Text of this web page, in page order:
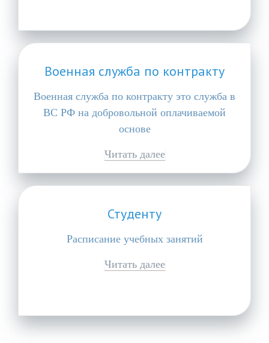
Военная служба по контракту
Военная служба по контракту это служба в
ВС РФ на добровольной оплачиваемой
основе
Читать далее
Студенту
Расписание учебных занятий
Читать далее